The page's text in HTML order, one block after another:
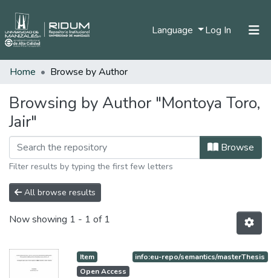
Language Log In (current)
Communities & Collections
Home Browse by Author
Browsing by Author "Montoya Toro,
Jair"
Browse
Filter results by typing the first few letters
All browse results
Now showing 1 - 1 of 1
Item
Open Access
info:eu-repo/semantics/masterThesis